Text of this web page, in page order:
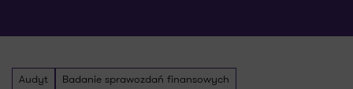
Audyt
Badanie sprawozdań finansowych